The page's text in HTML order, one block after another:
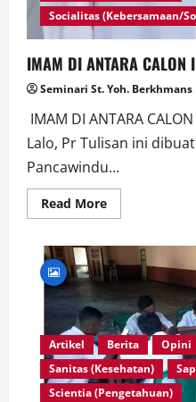
Socialitas (Kebersamaan/
IMAM DI ANTARA CALON
Seminari St. Yoh. Berkhmans
IMAM DI ANTARA
Lalo, Pr Tulisan ini
Pancawindu...
Read MoreRead
more
ANTARA
CALON
IMAM
Artikel Berita Opini
Sanitas (Kesehatan)
Scientia (Pengetahuan)